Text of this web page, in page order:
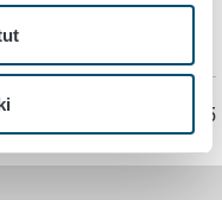
oikaisee ja
päivitetty 10.6.2025